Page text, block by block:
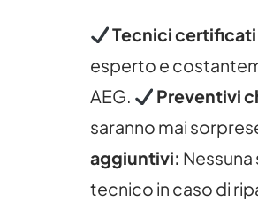
Tecnici
esperto e
AEG.
Preventivi
saranno mai
aggiuntivi:
tecnico in caso di